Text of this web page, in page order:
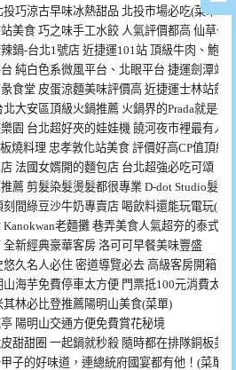
巧涼古早味冰熱甜品 北投市場必吃(菜單)
美食 巧之味手工水餃 人氣評價都高 仙草也
鍋-台北1號店 近捷運101站 頂級牛肉、鮑
純白色系微風平台、北眼平台 捷運劍潭站
食堂 皮蛋涼麵美味評價高 近捷運士林站劍
大安區頂級火鍋推薦 火鍋界的Prada就是這
園 台北超好夾的娃娃機 饒河夜市裡最有人
燒料理 忠孝敦化站美食 評價好高CP值頂級
法國女婿開的麵包店 台北超強必吃可頌
薦 剪髮染髮燙髮都很專業 D-dot Studio髮廊
間綠豆沙牛奶專賣店 喝飲料還能玩電玩(菜
老麵攤 巷弄美食人氣超夯的泰式料
全新經典豪華客房 洛可可早餐美味豐盛
悠久名人必住 密道導覽必去 高級客房開箱
海芋免費停車太方便 門票抵100元消費太佛
林必比登推薦陽明山美食(菜單)
陽明山交通方便免費賞花秘境
甜甜圈 一起鍋就秒殺 隨時都在排隊銅板美
子的好味道，連總統府國宴都有他！(菜單)